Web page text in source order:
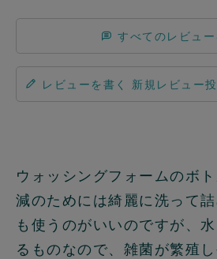
すべてのレビュー
レビューを書く
ウォッシングフォームのボ
減のためには綺麗に洗って
も使うのがいいのですが、
るものなので、雑菌が繁殖